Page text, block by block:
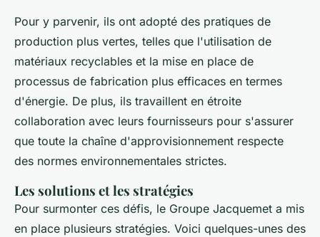
Pour y parvenir, ils ont adopté des pratiques de
production plus vertes, telles que l'utilisation de
matériaux recyclables et la mise en place de
processus de fabrication plus efficaces en termes
d'énergie. De plus, ils travaillent en étroite
collaboration avec leurs fournisseurs pour s'assurer
que toute la chaîne d'approvisionnement respecte
des normes environnementales strictes.
Les solutions et les stratégies
Pour surmonter ces défis, le Groupe Jacquemet a mis
en place plusieurs stratégies. Voici quelques-unes des